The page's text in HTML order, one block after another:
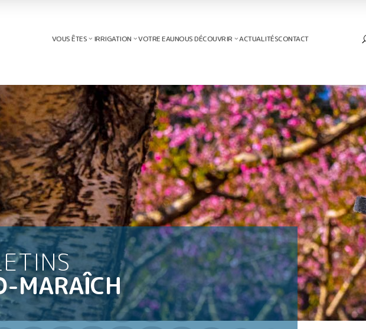
VOUS ÊTES IRRIGATION VOTRE EAUNOUS DÉCOUVRIR ACTUALITÉSCONTACT
MARAÎCH